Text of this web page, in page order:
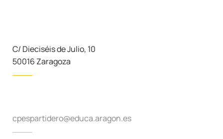
C/ Dieciséis de Julio, 10
50016 Zaragoza
cpespartidero@educa.aragon.es